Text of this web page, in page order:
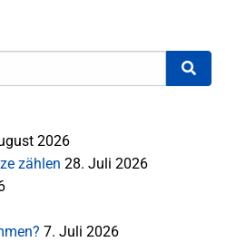
2026
zählen 28. Juli 2026
7. Juli 2026